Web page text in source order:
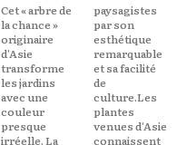
Cet « arbre de
la chance »
originaire
d'Asie
transforme
les jardins
avec une
couleur
presque
irréelle. La
paysagistes
par son
esthétique
remarquable
et sa facilité
de
culture.Les
plantes
venues d'Asie
connaissent